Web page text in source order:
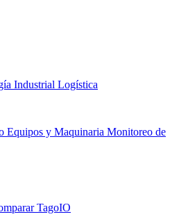
Industrial Logística
Equipos y Maquinaria Monitoreo de
TagoIO